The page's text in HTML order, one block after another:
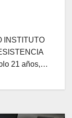
INSTITUTO
21 años,…